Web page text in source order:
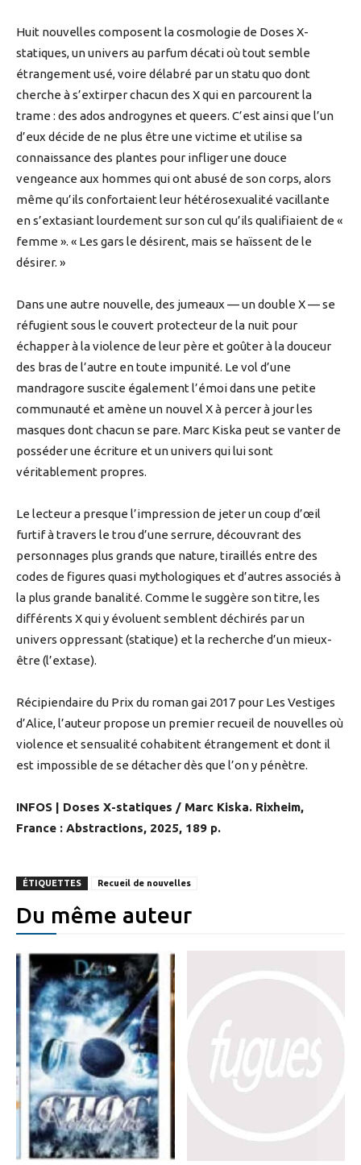
Huit nouvelles composent la cosmologie de Doses X-
statiques, un univers au parfum décati où tout semble
étrangement usé, voire délabré par un statu quo dont
cherche à s’extirper chacun des X qui en parcourent la
trame : des ados androgynes et queers. C’est ainsi que l’un
d’eux décide de ne plus être une victime et utilise sa
connaissance des plantes pour infliger une douce
vengeance aux hommes qui ont abusé de son corps, alors
même qu’ils confortaient leur hétérosexualité vacillante
en s’extasiant lourdement sur son cul qu’ils qualifiaient de «
femme ». « Les gars le désirent, mais se haïssent de le
désirer. »
Dans une autre nouvelle, des jumeaux — un double X — se
réfugient sous le couvert protecteur de la nuit pour
échapper à la violence de leur père et goûter à la douceur
des bras de l’autre en toute impunité. Le vol d’une
mandragore suscite également l’émoi dans une petite
communauté et amène un nouvel X à percer à jour les
masques dont chacun se pare. Marc Kiska peut se vanter de
posséder une écriture et un univers qui lui sont
véritablement propres.
Le lecteur a presque l’impression de jeter un coup d’œil
furtif à travers le trou d’une serrure, découvrant des
personnages plus grands que nature, tiraillés entre des
codes de figures quasi mythologiques et d’autres associés à
la plus grande banalité. Comme le suggère son titre, les
différents X qui y évoluent semblent déchirés par un
univers oppressant (statique) et la recherche d’un mieux-
être (l’extase).
Récipiendaire du Prix du roman gai 2017 pour Les Vestiges
d’Alice, l’auteur propose un premier recueil de nouvelles où
violence et sensualité cohabitent étrangement et dont il
est impossible de se détacher dès que l’on y pénètre.
INFOS | Doses X-statiques / Marc Kiska. Rixheim,
France : Abstractions, 2025, 189 p.
ÉTIQUETTES Recueil de nouvelles
Du même auteur